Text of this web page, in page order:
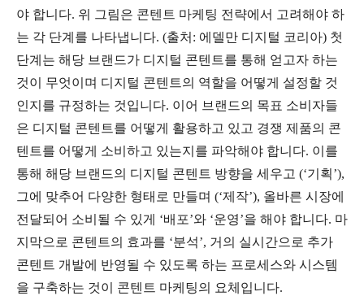
야 합니다. 위 그림은 콘텐트 마케팅 전략에서 고려해야 하
는 각 단계를 나타냅니다. (출처: 에델만 디지털 코리아) 첫
단계는 해당 브랜드가 디지털 콘텐트를 통해 얻고자 하는
것이 무엇이며 디지털 콘텐트의 역할을 어떻게 설정할 것
인지를 규정하는 것입니다. 이어 브랜드의 목표 소비자들
은 디지털 콘텐트를 어떻게 활용하고 있고 경쟁 제품의 콘
텐트를 어떻게 소비하고 있는지를 파악해야 합니다. 이를
통해 해당 브랜드의 디지털 콘텐트 방향을 세우고 (‘기획’),
그에 맞추어 다양한 형태로 만들며 (‘제작’), 올바른 시장에
전달되어 소비될 수 있게 ‘배포’와 ‘운영’을 해야 합니다. 마
지막으로 콘텐트의 효과를 ‘분석’, 거의 실시간으로 추가
콘텐트 개발에 반영될 수 있도록 하는 프로세스와 시스템
을 구축하는 것이 콘텐트 마케팅의 요체입니다.